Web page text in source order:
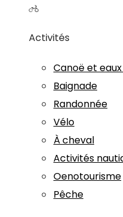
Activités
Canoë et
Baignade
Randonnée
Vélo
À cheval
Activités
Oenotourisme
Pêche